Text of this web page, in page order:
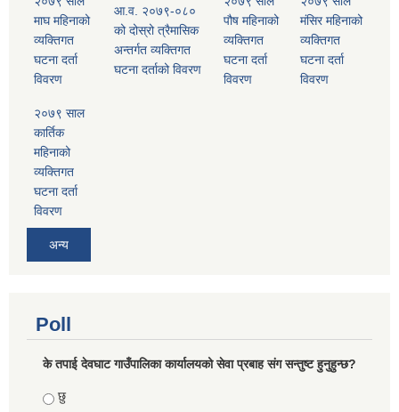
माघ महिनाको
व्यक्तिगत
घटना दर्ता
विवरण
आ.व. २०७९-०८०
को दोस्रो त्रैमासिक
अन्तर्गत व्यक्तिगत
घटना दर्ताको विवरण
पौष महिनाको
व्यक्तिगत
घटना दर्ता
विवरण
मंसिर महिनाको
व्यक्तिगत
घटना दर्ता
विवरण
२०७९ साल
कार्तिक
महिनाको
व्यक्तिगत
घटना दर्ता
विवरण
अन्य
Poll
के तपाई देवघाट गाउँपालिका कार्यालयको सेवा प्रबाह संग सन्तुष्ट हुनुहुन्छ?
Choices
छु